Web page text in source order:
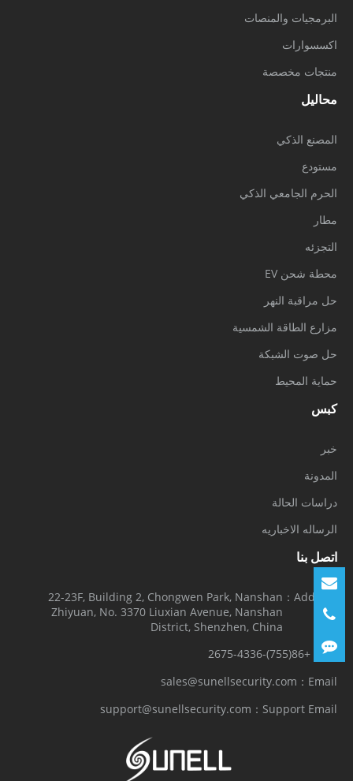
البرمجيات والمنصات
اكسسوارات
منتجات مخصصة
محاليل
المصنع الذكي
مستودع
الحرم الجامعي الذكي
مطار
التجزئه
محطة شحن EV
حل مراقبة النهر
مزارع الطاقة الشمسية
حل صوت الشبكة
حماية المحيط
كبس
خبر
المدونة
دراسات الحالة
الرساله الاخباريه
اتصل بنا
Address：
22-23F, Building 2, Chongwen Park, Nanshan
Zhiyuan, No. 3370 Liuxian Avenue, Nanshan
District, Shenzhen, China
Tel：
+86(755)-2675-4336
Email：
sales@sunellsecurity.com
Support Email：
support@sunellsecurity.com